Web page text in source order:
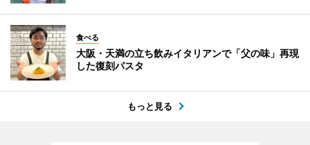
食べる
大阪・天満の立ち飲みイタリアンで「父の味」再現
した復刻パスタ
もっと見る